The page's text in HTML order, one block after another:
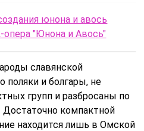
юнона и авось
"Юнона и Авось"
славянской
поляки и болгары, не
групп и разбросаны по
компактной
находится лишь в Омской